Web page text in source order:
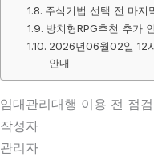
주식기법 선택 전 마지
방치형RPG추천 추가
2026년06월02일 12
안내
임대관리대행 이용 전 점
작성자
관리자